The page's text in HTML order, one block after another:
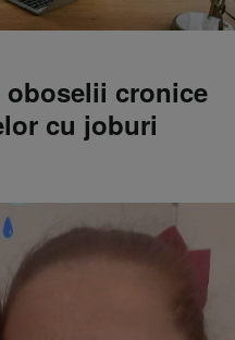
oboselii cronice
cu joburi